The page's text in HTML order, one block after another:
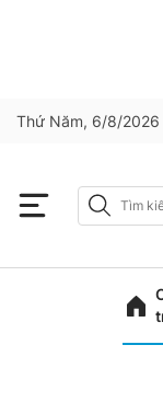
Thứ Năm, 6/8/2026